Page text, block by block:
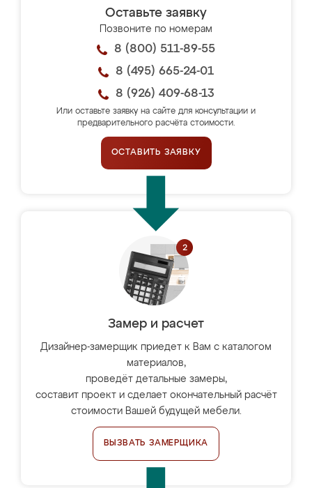
Оставьте заявку
Позвоните по номерам
8 (800) 511-89-55
8 (495) 665-24-01
8 (926) 409-68-13
Или оставьте заявку на сайте для консультации и
предварительного расчёта стоимости.
ОСТАВИТЬ ЗАЯВКУ
Замер и расчет
Дизайнер-замерщик приедет к Вам с каталогом
материалов,
проведёт детальные замеры,
составит проект и сделает окончательный расчёт
стоимости Вашей будущей мебели.
ВЫЗВАТЬ ЗАМЕРЩИКА